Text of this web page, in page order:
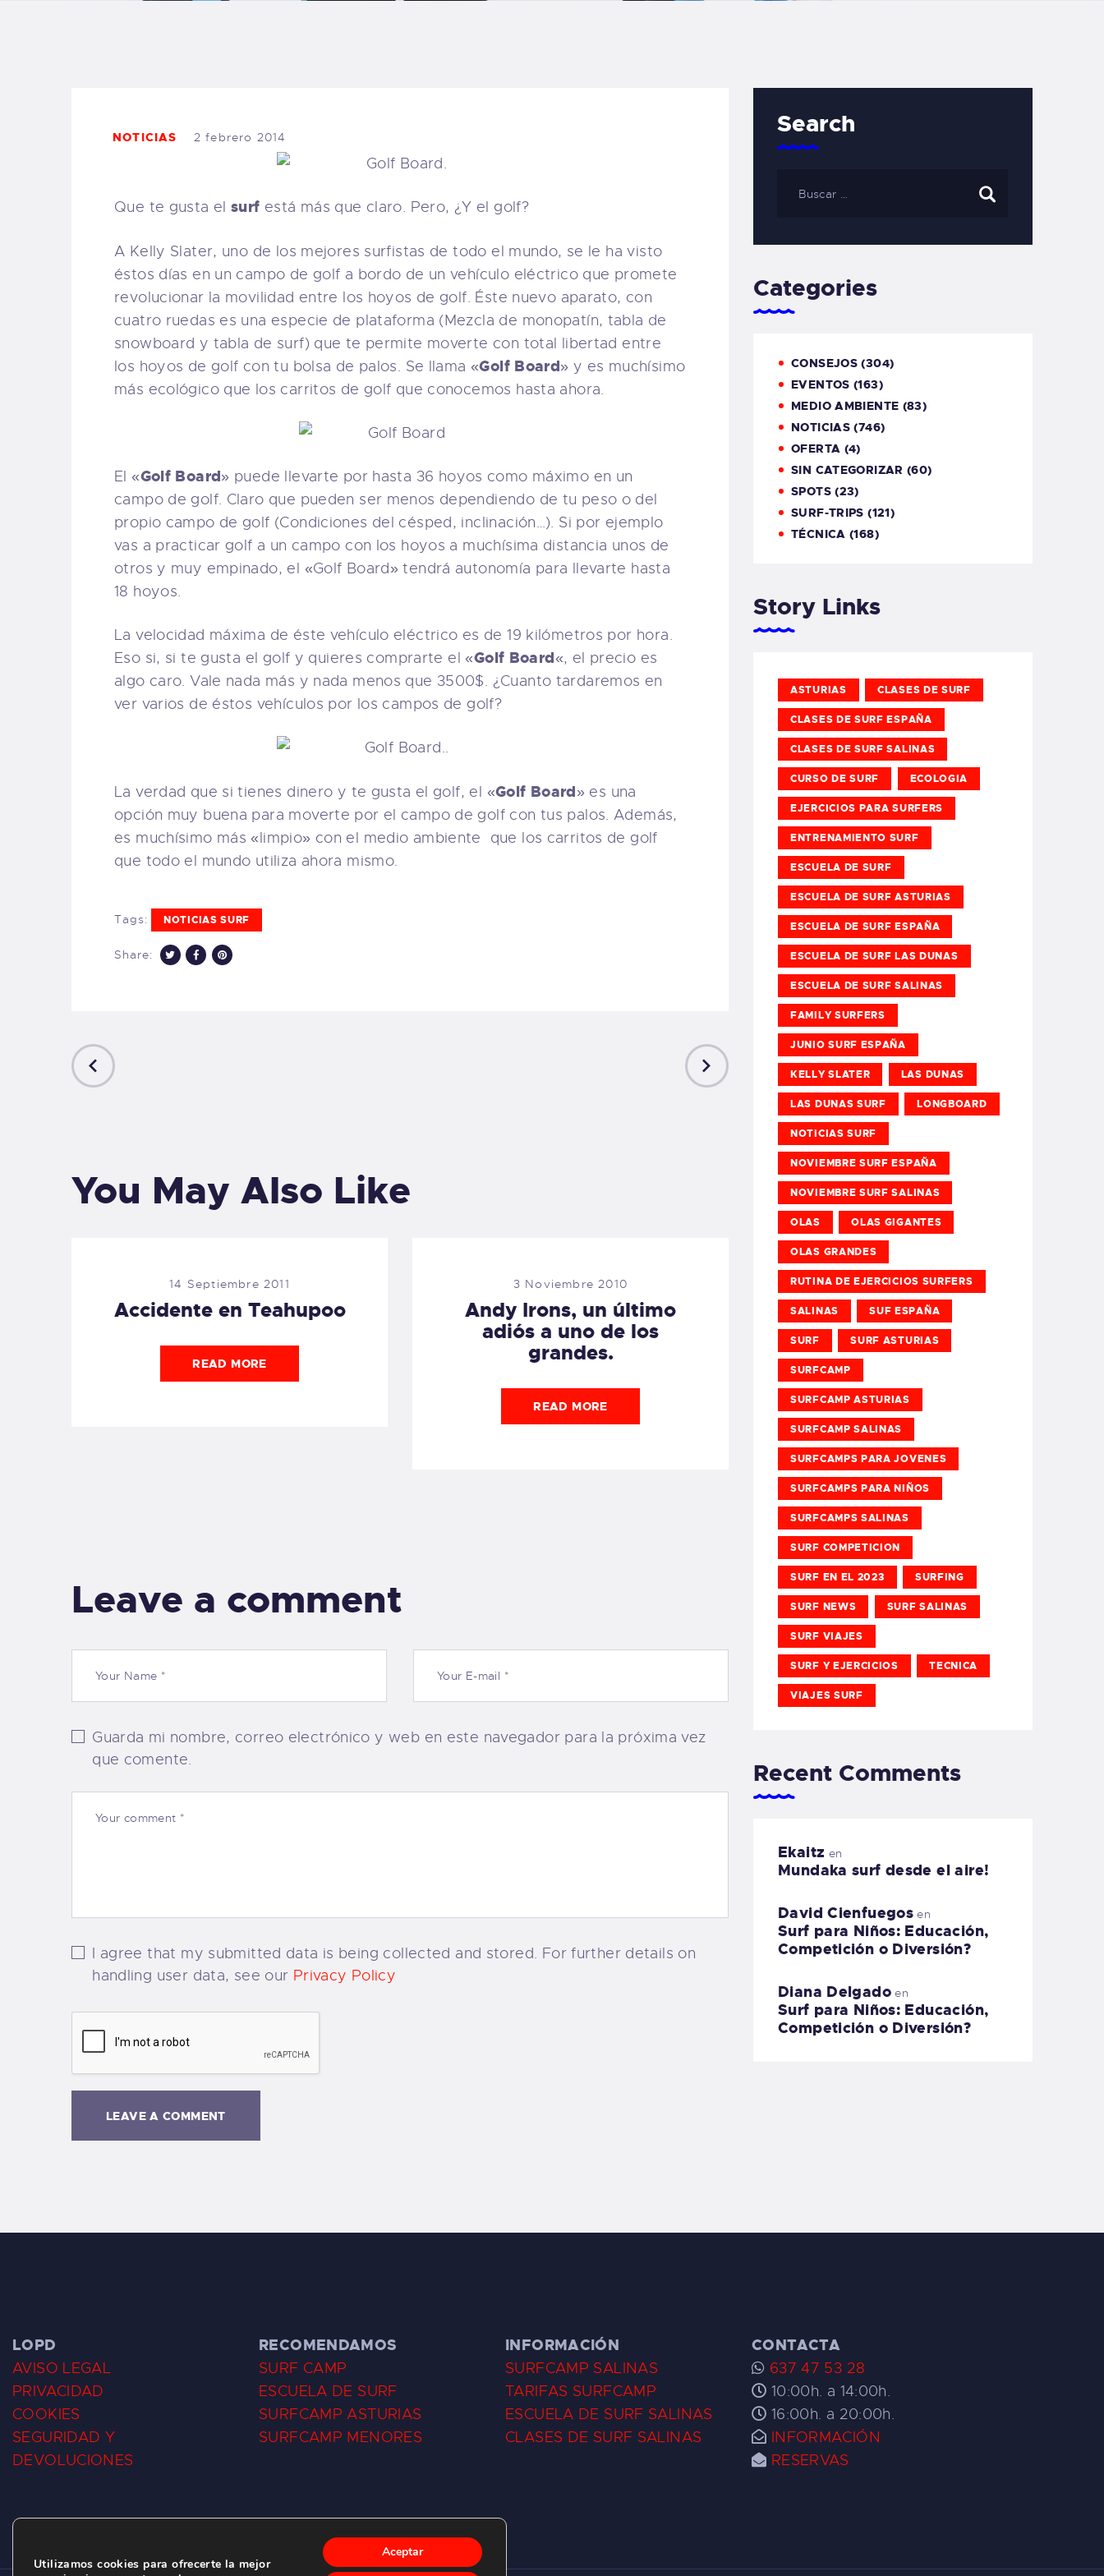
CARRITO
TIENDA FAMILY
SURFERS
WEBCAM SALINAS
PEDIDOS
NOTICIAS 2 febrero 2014
Que te gusta elsurf está más que claro. Pero, ¿Y el golf?
A Kelly Slater, uno de los mejores surfistas de todo el mundo, se le ha visto
éstos días en un campo de golf a bordo de un vehículo eléctrico que promete
revolucionar la movilidad entre los hoyos de golf. Éste nuevo aparato, con
cuatro ruedas es una especie de plataforma (Mezcla de monopatín, tabla de
snowboard y tabla de surf) que te permite moverte con total libertad entre
los hoyos de golf con tu bolsa de palos. Se llama «Golf Board» y es muchísimo
más ecológico que los carritos de golf que conocemos hasta ahora.
El «Golf Board» puede llevarte por hasta 36 hoyos como máximo en un
campo de golf. Claro que pueden ser menos dependiendo de tu peso o del
propio campo de golf (Condiciones del césped, inclinación…). Si por ejemplo
vas a practicar golf a un campo con los hoyos a muchísima distancia unos de
otros y muy empinado, el «Golf Board» tendrá autonomía para llevarte hasta
18 hoyos.
La velocidad máxima de éste vehículo eléctrico es de 19 kilómetros por hora.
Eso si, si te gusta el golf y quieres comprarte el «Golf Board«, el precio es
algo caro. Vale nada más y nada menos que 3500$. ¿Cuanto tardaremos en
ver varios de éstos vehículos por los campos de golf?
La verdad que si tienes dinero y te gusta el golf, el «Golf Board» es una
opción muy buena para moverte por el campo de golf con tus palos. Además,
es muchísimo más «limpio» con el medio ambiente que los carritos de golf
que todo el mundo utiliza ahora mismo.
Tags: NOTICIAS SURF
Share:
You May Also Like
14 Septiembre 2011
Accidente en Teahupoo
READ MORE
3 Noviembre 2010
Andy Irons, un último
adiós a uno de los
grandes.
READ MORE
Leave a comment
Guarda mi nombre, correo electrónico y web en este navegador para la próxima vez
que comente.
I agree that my submitted data is being collected and stored. For further details on
handling user data, see our Privacy Policy
Search
Categories
CONSEJOS (304)
EVENTOS (163)
MEDIO AMBIENTE (83)
NOTICIAS (746)
OFERTA (4)
SIN CATEGORIZAR (60)
SPOTS(23)
SURF-TRIPS (121)
TÉCNICA (168)
Story Links
ASTURIAS CLASES DE SURF
CLASES DE SURF ESPAÑA
CLASES DE SURF SALINAS
CURSO DE SURF ECOLOGIA
EJERCICIOS PARA SURFERS
ENTRENAMIENTO SURF
ESCUELA DE SURF
ESCUELA DE SURF ASTURIAS
ESCUELA DE SURF ESPAÑA
ESCUELA DE SURF LAS DUNAS
ESCUELA DE SURF SALINAS
FAMILY SURFERS
JUNIO SURF ESPAÑA
KELLY SLATER LAS DUNAS
LAS DUNAS SURF LONGBOARD
NOTICIAS SURF
NOVIEMBRE SURF ESPAÑA
NOVIEMBRE SURF SALINAS
OLAS OLAS GIGANTES
OLAS GRANDES
RUTINA DE EJERCICIOS SURFERS
SALINAS SUF ESPAÑA
SURF SURF ASTURIAS
SURFCAMP
SURFCAMP ASTURIAS
SURFCAMP SALINAS
SURFCAMPS PARA JOVENES
SURFCAMPS PARA NIÑOS
SURFCAMPS SALINAS
SURF COMPETICION
SURF EN EL 2023 SURFING
SURF NEWS SURF SALINAS
SURF VIAJES
SURF Y EJERCICIOS TECNICA
VIAJES SURF
Recent Comments
Ekaitz en
Mundaka surf desde el aire!
David Cienfuegos en
Surf para Niños: Educación,
Competición o Diversión?
Diana Delgadoen
Surf para Niños: Educación,
Competición o Diversión?
LOPD
AVISO LEGAL
PRIVACIDAD
COOKIES
SEGURIDAD Y
DEVOLUCIONES
RECOMENDAMOS
SURF CAMP
ESCUELA DE SURF
SURFCAMP ASTURIAS
SURFCAMP MENORES
INFORMACIÓN
SURFCAMP SALINAS
TARIFAS SURFCAMP
ESCUELA DE SURF SALINAS
CLASES DE SURF SALINAS
CONTACTA
637 47 53 28
10:00h. a 14:00h.
16:00h. a 20:00h.
INFORMACIÓN
RESERVAS
Utilizamos cookies para ofrecerte la mejor
Aceptar